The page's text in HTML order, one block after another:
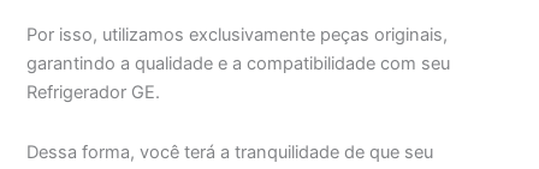
Por isso, utilizamos exclusivamente peças originais,
garantindo a qualidade e a compatibilidade com seu
Refrigerador GE.
Dessa forma, você terá a tranquilidade de que seu